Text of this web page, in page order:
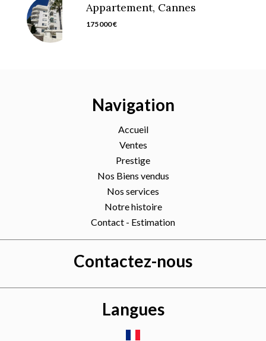
Appartement, Cannes
175 000 €
Navigation
Accueil
Ventes
Prestige
Nos Biens vendus
Nos services
Notre histoire
Contact - Estimation
Contactez-nous
Langues